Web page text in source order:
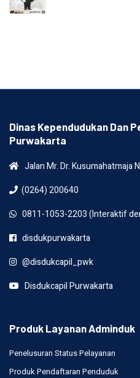
Dinas Kependudukan Dan
Purwakarta
Jalan Mr. Dr. Kusumahatmaja
(0264) 200640
0811-1053-2203 (Interaktif
disdukpurwakarta
@disdukcapil_pwk
Disdukcapil Purwakarta
Produk Layanan Adminduk
Penelusuran Status Pelayanan
Produk Pendaftaran Penduduk